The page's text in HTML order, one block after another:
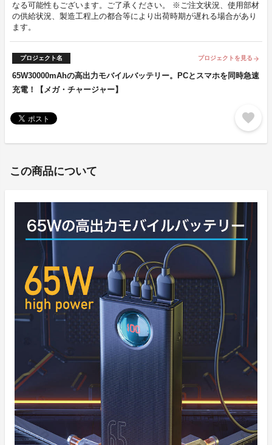
なる可能性もございます。ご了承ください。 ※ご注文状況、使用部材
の供給状況、製造工程上の都合等により出荷時期が遅れる場合があり
ます。
プロジェクト名 プロジェクトを見る arrow_forward
65W30000mAhの高出力モバイルバッテリー。PCとスマホを同時急速
充電！【メガ・チャージャー】
favorite
この商品について